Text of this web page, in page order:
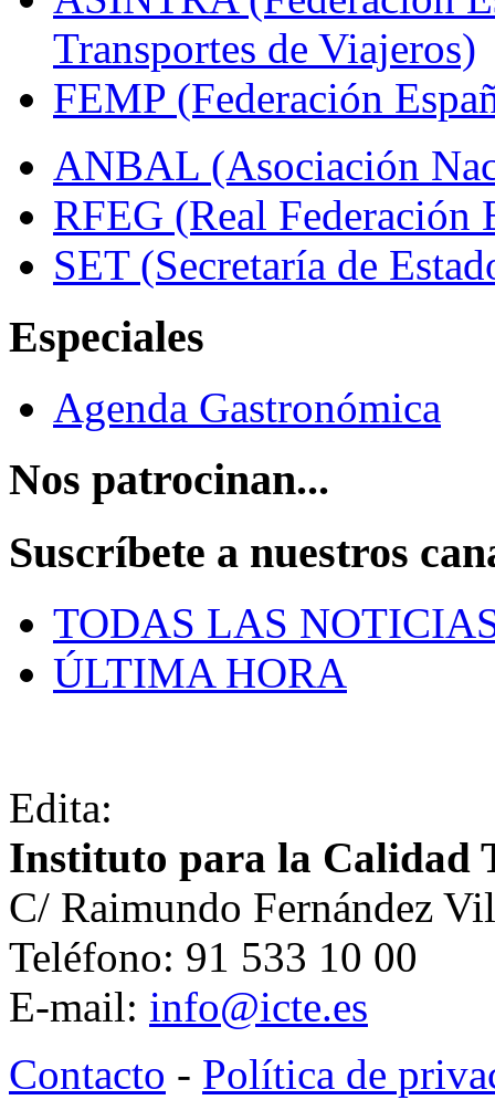
Transportes de Viajeros)
FEMP (Federación
ANBAL (Asociación
RFEG (Real Federación
SET (Secretaría de
Especiales
Agenda Gastronómica
Nos patrocinan...
Suscríbete a nuestros
TODAS LAS
ÚLTIMA HORA
Edita:
Instituto para la Calidad
C/ Raimundo Fernández
Teléfono: 91 533 10 00
E-mail: info@icte.es
Contacto - Política de